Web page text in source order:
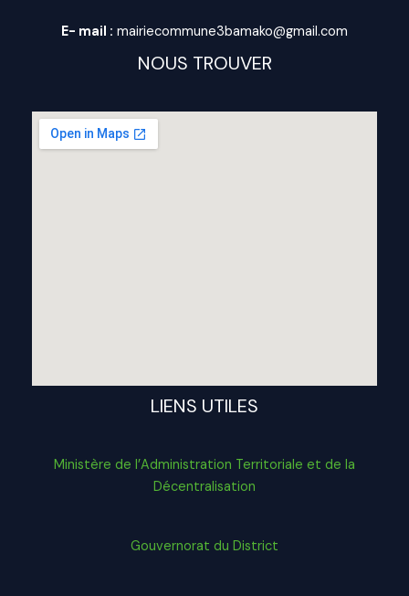
E- mail : mairiecommune3bamako@gmail.com
NOUS TROUVER
LIENS UTILES
Ministère de l’Administration Territoriale et de la
Décentralisation
Gouvernorat du District